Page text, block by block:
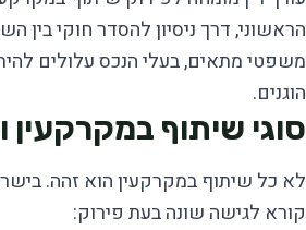
הראשוני, דרך ניסיון להסדר חוקי
משפטי מתאים, בעלי הנכס עלולים
הוגנים.
סוגי שיתוף
לא כל שיתוף במקרקעין הוא זהה.
קורא לגישה שונה בעת פירוק: